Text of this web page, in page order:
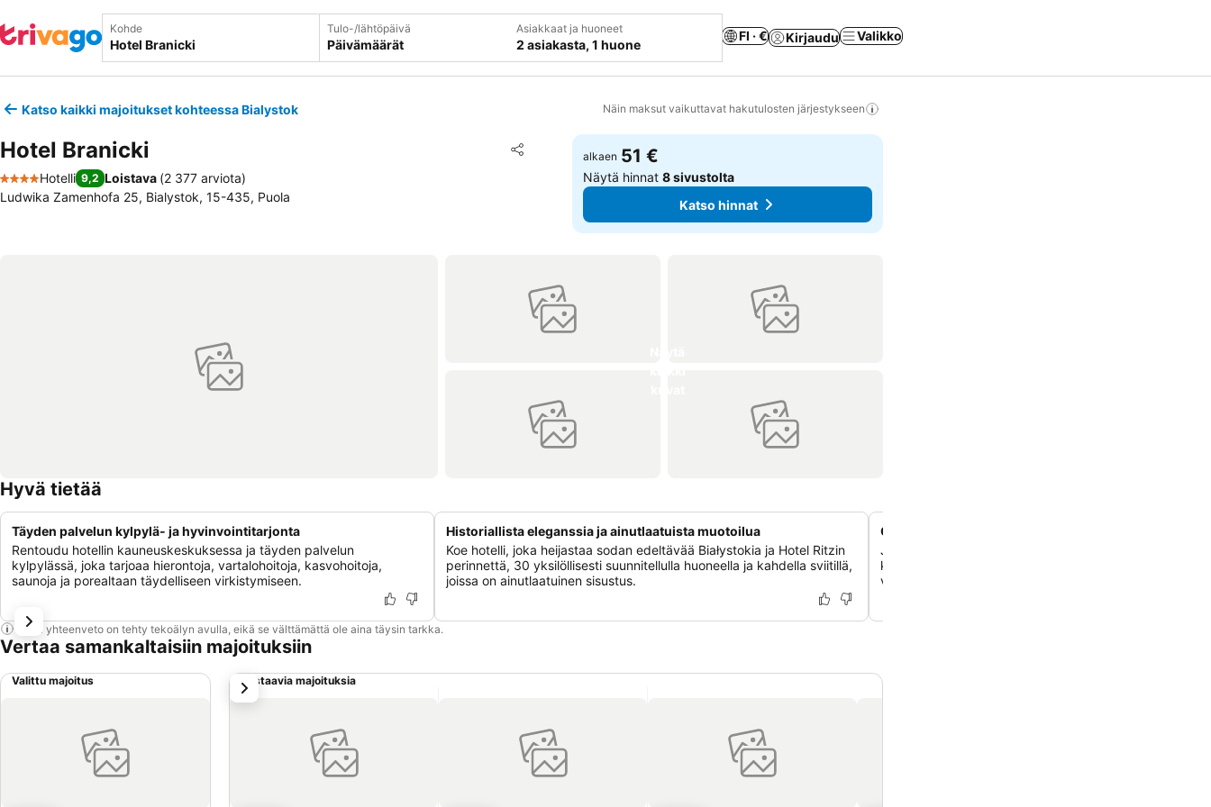
Kohde Tulo-/lähtöpäivä
Päivämäärät
Asiakkaat ja huoneet
2 asiakasta, 1 huone
FI · € Kirjaudu Valikko
Katso kaikki majoitukset kohteessa Bialystok Näin maksut vaikuttavat hakutulosten järjestykseen
Hotel Branicki Jaa
Lisää suosikkeihin
4 Tähtiluokitus
Hotelli 9,2 Loistava (2 377 arviota)
Ludwika Zamenhofa 25, Bialystok, 15-435, Puola
alkaen 51 €
Näytä hinnat8 sivustolta
Katso hinnat
Hyvä tietää
Täyden palvelun kylpylä- ja hyvinvointitarjonta
Rentoudu hotellin kauneuskeskuksessa ja täyden palvelun
kylpylässä, joka tarjoaa hierontoja, vartalohoitoja, kasvohoitoja,
saunoja ja porealtaan täydelliseen virkistymiseen.
Historiallista eleganssia ja ainutlaatuista muotoilua
Koe hotelli, joka heijastaa sodan edeltävää Białystokia ja Hotel Ritzin
perinnettä, 30 yksilöllisesti suunnitellulla huoneella ja kahdella sviitillä,
joissa on ainutlaatuinen sisustus.
Omat kokous- ja tapahtumatilat
Järjestä onnistuneita tapahtumia kahdessa modernissa
kokoushuoneessa, 'Jan Klemensissa' ja 'Izabelassa',
varustettu jopa 100 osallistujalle koulutuksia ja
Tämä yhteenveto on tehty tekoälyn avulla, eikä se välttämättä ole aina täysin tarkka.
Vertaa samankaltaisiin majoituksiin
Valittu majoitus Vastaavia majoituksia
seuraava